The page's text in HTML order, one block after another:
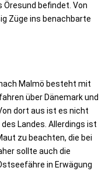
Öresund befindet. Von
Züge ins benachbarte
Malmö besteht mit
über Dänemark und
dort aus ist es nicht
Landes. Allerdings ist
zu beachten, die bei
sollte auch die
in Erwägung